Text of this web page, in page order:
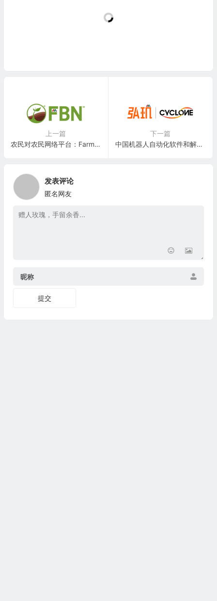
上一篇
农民对农民网络平台：Farmer’s Business Network, Inc.
下一篇
中国机器人自动化软件和解决方案公司：上海弘玑 Cyclone Robotics
发表评论
匿名网友
昵称